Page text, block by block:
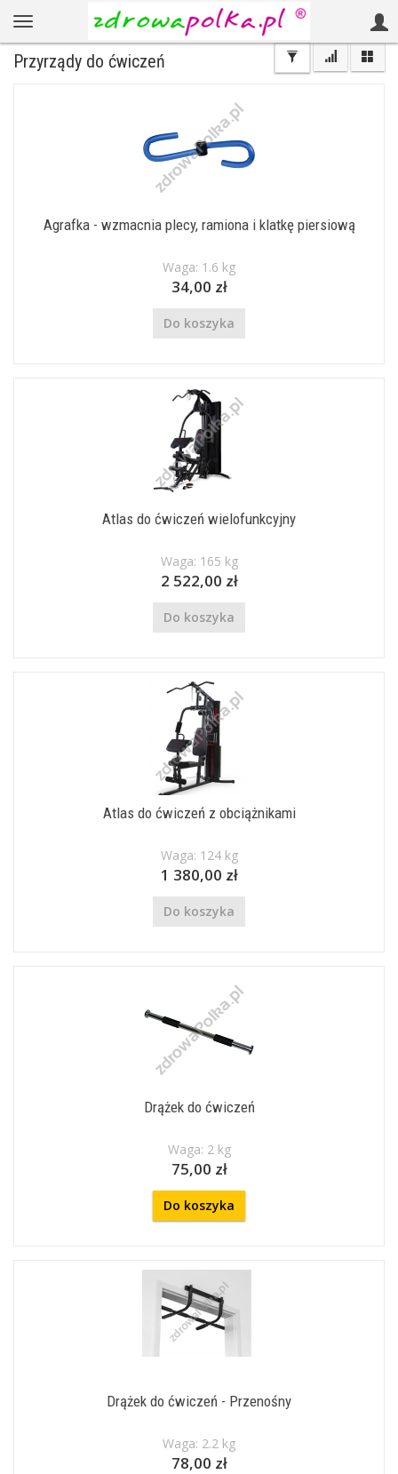
Przyrządy do ćwiczeń
Agrafka - wzmacnia plecy, ramiona i klatkę piersiową
Waga: 1.6 kg
34,00 zł
Do koszyka
Atlas do ćwiczeń wielofunkcyjny
Waga: 165 kg
2 522,00 zł
Do koszyka
Atlas do ćwiczeń z obciążnikami
Waga: 124 kg
1 380,00 zł
Do koszyka
Drążek do ćwiczeń
Waga: 2 kg
75,00 zł
Do koszyka
Drążek do ćwiczeń - Przenośny
Waga: 2.2 kg
78,00 zł